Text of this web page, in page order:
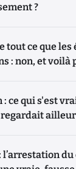
?
tout ce que les
: non, et voilà
ce qui s'est
du